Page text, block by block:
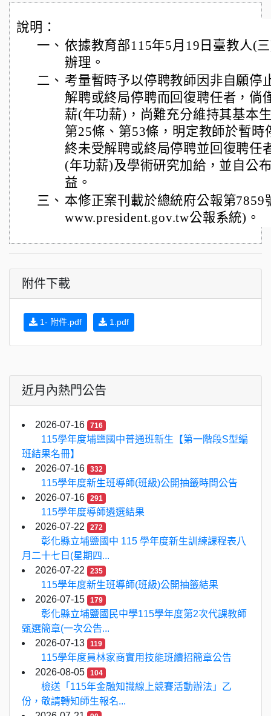
說明：
一、 依據教育部115年5月19日臺教人(
辦理。
二、 考量暫時予以停聘教師因非自願停
解聘或終局停聘而回復聘任者，倘
薪(年功薪)，尚難充分維持其基本
第25條、第53條，明定教師於暫時
終未受解聘或終局停聘並回復聘任
(年功薪)及學術研究加給，並自公
益。
三、 本修正案刊載於總統府公報第
www.president.gov.tw公報系統)。
附件下載
1- 附件.pdf 1.pdf
近月內熱門公告
2026-07-16 716
115學年度埔鹽國中普通班新生【第一階段S型編
班結果名冊】
2026-07-16
332
115學年度新生班導師(班級)公開抽籤時間公告
2026-07-16
291
115學年度導師遴選結果
2026-07-22
272
彰化縣立埔鹽國中 115 學年度新生訓練課程表八
月二十七日(星期四...
2026-07-22
235
115學年度新生班導師(班級)公開抽籤結果
2026-07-15
179
彰化縣立埔鹽國民中學115學年度第2次代課教師
甄選簡章(一次公告...
2026-07-13
119
115學年度員林家商實用技能班續招簡章公告
2026-08-05
104
檢送「115年金融知識線上競賽活動辦法」乙
份，敬請轉知師生報名...